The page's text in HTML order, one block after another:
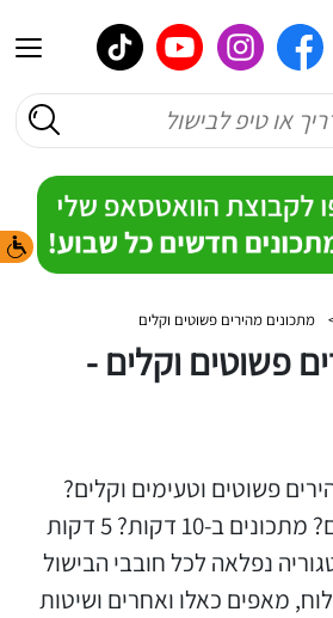
מתכונים מהירים פשוטים וקלים
פשוטים וקלים -
פשוטים וטעימים וקלים?
מתכוני מיקרוגל קלים? מתכונים ב-10 דקות? 5 דקות
נפלאה לכל חובבי הבישול
מאפים כאלו ואחרים ושיטות